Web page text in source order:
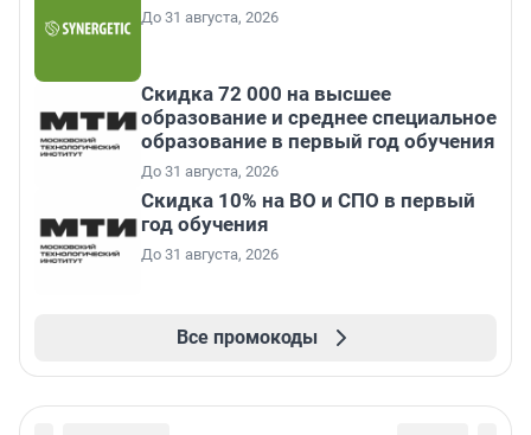
До 31 августа, 2026
Скидка 72 000 на высшее
образование и среднее специальное
образование в первый год обучения
До 31 августа, 2026
Скидка 10% на ВО и СПО в первый
год обучения
До 31 августа, 2026
Все промокоды